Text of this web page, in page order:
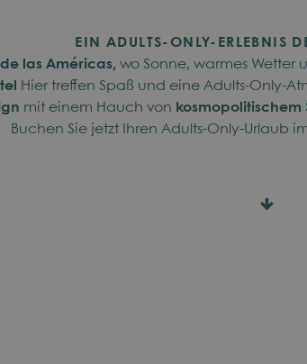
EIN ADULTS-ONLY-ERLEBNIS
las Américas, wo Sonne, warmes Wetter
Hier treffen Spaß und eine Adults-Only-
mit einem Hauch von kosmopolitischem
Buchen Sie jetzt Ihren Adults-Only-Urlaub